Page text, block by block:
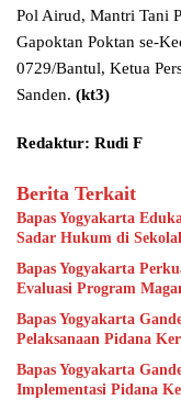
Pol Airud, Mantri Tani
Gapoktan Poktan se-
0729/Bantul, Ketua
Sanden. (kt3)
Redaktur: Rudi F
Berita Terkait
Bapas Yogyakarta
Sadar Hukum di
Bapas Yogyakarta
Evaluasi Program
Bapas Yogyakarta
Pelaksanaan Pidana
Bapas Yogyakarta
Implementasi Pidana